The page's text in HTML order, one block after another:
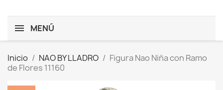
MENÚ
Inicio NAO BY LLADRO
Figura Nao Niña con Ramo
de Flores 11160